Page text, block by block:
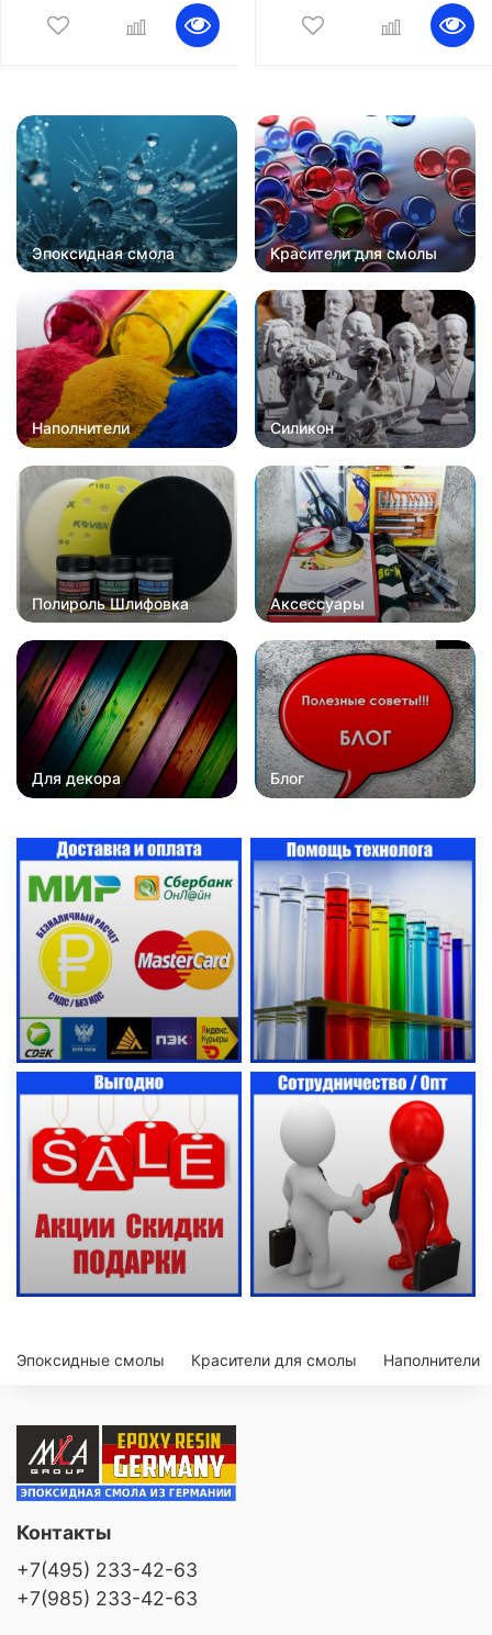
Эпоксидная смола Красители для смолы
Наполнители Силикон
Полироль Шлифовка Аксессуары
Для декора Блог
Эпоксидные смолы Красители для смолы Наполнители
Контакты
+7(495) 233-42-63
+7(985) 233-42-63